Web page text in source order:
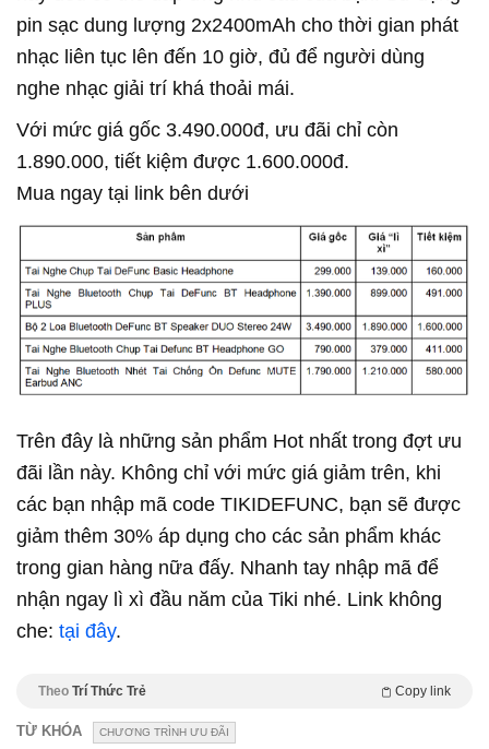
pin sạc dung lượng 2x2400mAh cho thời gian phát
nhạc liên tục lên đến 10 giờ, đủ để người dùng
nghe nhạc giải trí khá thoải mái.
Với mức giá gốc 3.490.000đ, ưu đãi chỉ còn
1.890.000, tiết kiệm được 1.600.000đ.
Mua ngay tại link bên dưới
Trên đây là những sản phẩm Hot nhất trong đợt ưu
đãi lần này. Không chỉ với mức giá giảm trên, khi
các bạn nhập mã code TIKIDEFUNC, bạn sẽ được
giảm thêm 30% áp dụng cho các sản phẩm khác
trong gian hàng nữa đấy. Nhanh tay nhập mã để
nhận ngay lì xì đầu năm của Tiki nhé. Link không
che: tại đây.
Theo Trí Thức Trẻ Copy link
TỪ KHÓA CHƯƠNG TRÌNH ƯU ĐÃI